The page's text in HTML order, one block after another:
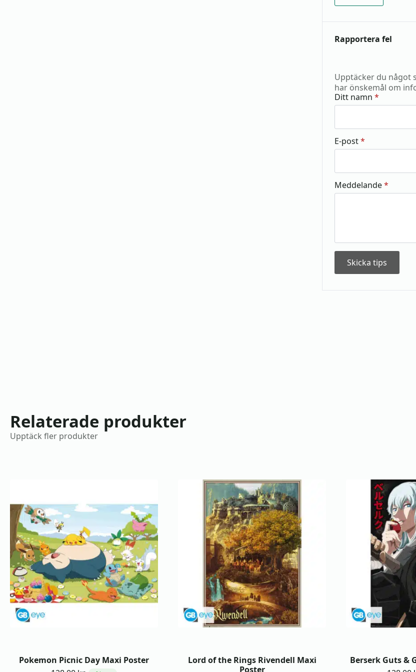
Rapportera fel
Upptäcker du något
har önskemål om
Ditt namn *
E-post *
Meddelande *
Skicka tips
Relaterade produkter
Upptäck fler produkter
Pokemon Picnic Day Maxi Poster
Lord of the Rings Rivendell Maxi
Poster
Berserk Guts &